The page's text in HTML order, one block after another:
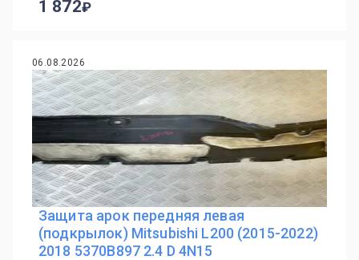
1 872
06.08.2026
Защита арок передняя левая
(подкрылок) Mitsubishi L200 (2015-2022)
2018 5370B897 2.4 D 4N15